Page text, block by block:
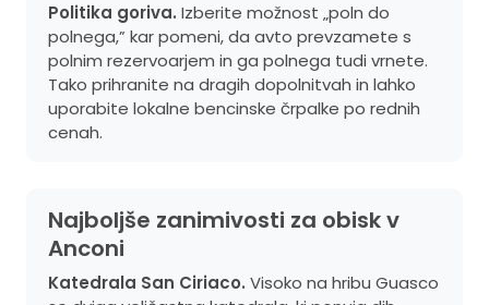
Politika goriva. Izberite možnost „poln do
polnega,” kar pomeni, da avto prevzamete s
polnim rezervoarjem in ga polnega tudi vrnete.
Tako prihranite na dragih dopolnitvah in lahko
uporabite lokalne bencinske črpalke po rednih
cenah.
Najboljše zanimivosti za obisk v
Anconi
Katedrala San Ciriaco. Visoko na hribu Guasco